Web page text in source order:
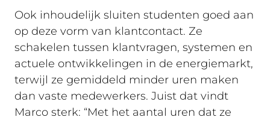
Ook inhoudelijk sluiten studenten goed aan
op deze vorm van klantcontact. Ze
schakelen tussen klantvragen, systemen en
actuele ontwikkelingen in de energiemarkt,
terwijl ze gemiddeld minder uren maken
dan vaste medewerkers. Juist dat vindt
Marco sterk: “Met het aantal uren dat ze